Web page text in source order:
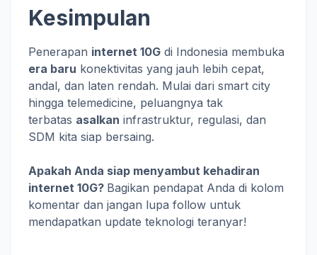
Kesimpulan
Penerapan internet 10G di Indonesia membuka
era baru konektivitas yang jauh lebih cepat,
andal, dan laten rendah. Mulai dari smart city
hingga telemedicine, peluangnya tak
terbatas asalkan infrastruktur, regulasi, dan
SDM kita siap bersaing.
Apakah Anda siap menyambut kehadiran
internet 10G? Bagikan pendapat Anda di kolom
komentar dan jangan lupa follow untuk
mendapatkan update teknologi teranyar!